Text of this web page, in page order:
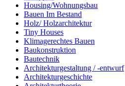
Housing/Wohnungsbau
Bauen Im Bestand
Holz/ Holzarchitektur
Tiny Houses
Klimagerechtes Bauen
Baukonstruktion
Bautechnik
Architekturgestaltung / -entwurf
Architekturgeschichte